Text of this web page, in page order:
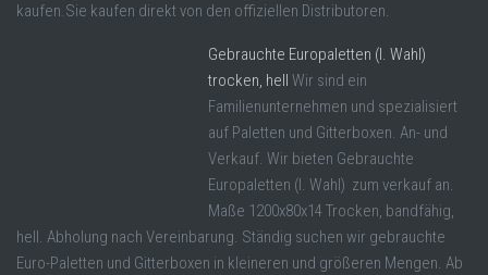
kaufen.Sie kaufen direkt von den offiziellen Distributoren.
Gebrauchte Europaletten (I. Wahl)
trocken, hell Wir sind ein
Familienunternehmen und spezialisiert
auf Paletten und Gitterboxen. An- und
Verkauf. Wir bieten Gebrauchte
Europaletten (I. Wahl) zum verkauf an.
Maße 1200x80x14 Trocken, bandfähig,
hell. Abholung nach Vereinbarung. Ständig suchen wir gebrauchte
Euro-Paletten und Gitterboxen in kleineren und größeren Mengen. Ab